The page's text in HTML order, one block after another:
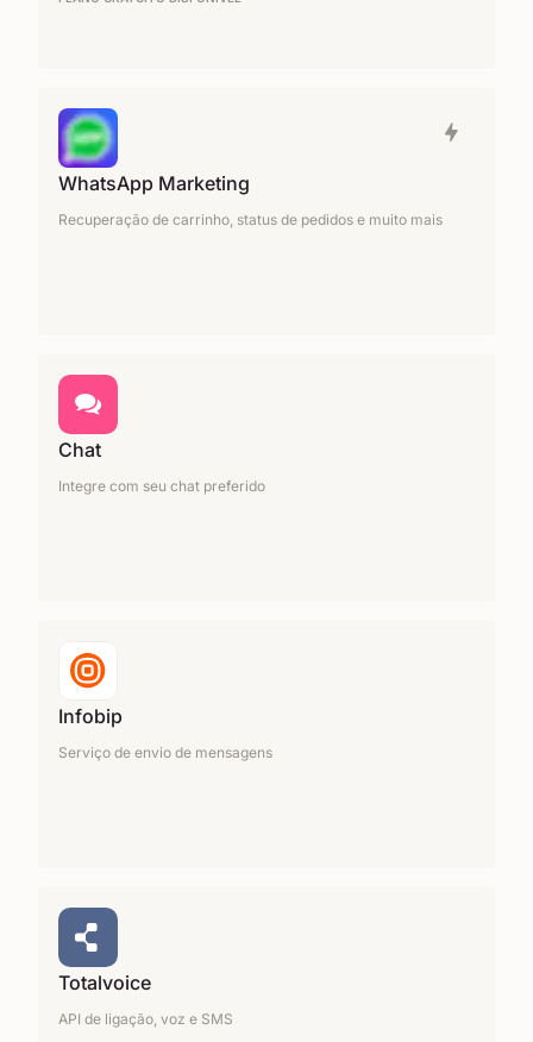
WhatsApp Marketing
Recuperação de carrinho, status de pedidos e muito mais
Chat
Integre com seu chat preferido
Infobip
Serviço de envio de mensagens
Totalvoice
API de ligação, voz e SMS